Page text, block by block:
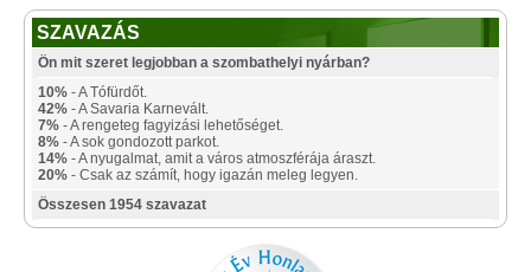
SZAVAZÁS
Ön mit szeret legjobban a szombathelyi nyárban?
10% - A Tófürdőt.
42% - A Savaria Karnevált.
7% - A rengeteg fagyizási lehetőséget.
8% - A sok gondozott parkot.
14% - A nyugalmat, amit a város atmoszférája áraszt.
20% - Csak az számít, hogy igazán meleg legyen.
Összesen 1954 szavazat